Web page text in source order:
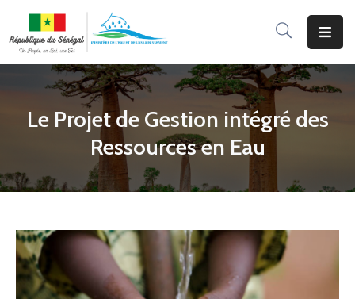
Accueil
Ministère
&
Services
Aux
Usagers
Le Projet de Gestion intégré des
Ressources en Eau